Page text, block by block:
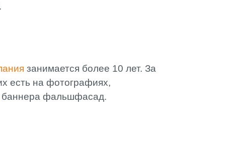
занимается более 10 лет. За
есть на фотографиях,
баннера фальшфасад.